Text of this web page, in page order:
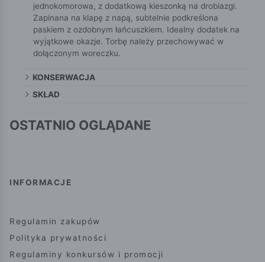
jednokomorowa, z dodatkową kieszonką na drobiazgi.
Zapinana na klapę z napą, subtelnie podkreślona
paskiem z ozdobnym łańcuszkiem. Idealny dodatek na
wyjątkowe okazje. Torbę należy przechowywać w
dołączonym woreczku.
KONSERWACJA
SKŁAD
OSTATNIO OGLĄDANE
INFORMACJE
Regulamin zakupów
Polityka prywatności
Regulaminy konkursów i promocji